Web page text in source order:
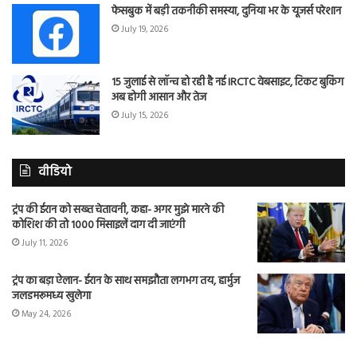
फेसबुक में बड़ी तकनीकी समस्या, दुनिया भर के यूजर्स परेशान
July 19, 2026
15 जुलाई से लॉन्च हो रही है नई IRCTC वेबसाइट, टिकट बुकिंग
अब होगी आसान और तेज
July 15, 2026
वीडियो
ट्रंप की ईरान को सख्त चेतावनी, कहा- अगर मुझे मारने की
कोशिश की तो 1000 मिसाइलें दाग दी जाएंगी
July 11, 2026
ट्रंप का बड़ा ऐलान- ईरान के साथ समझौता लगभग तय, हार्मुज
जलडमरूमध्य खुलेगा
May 24, 2026